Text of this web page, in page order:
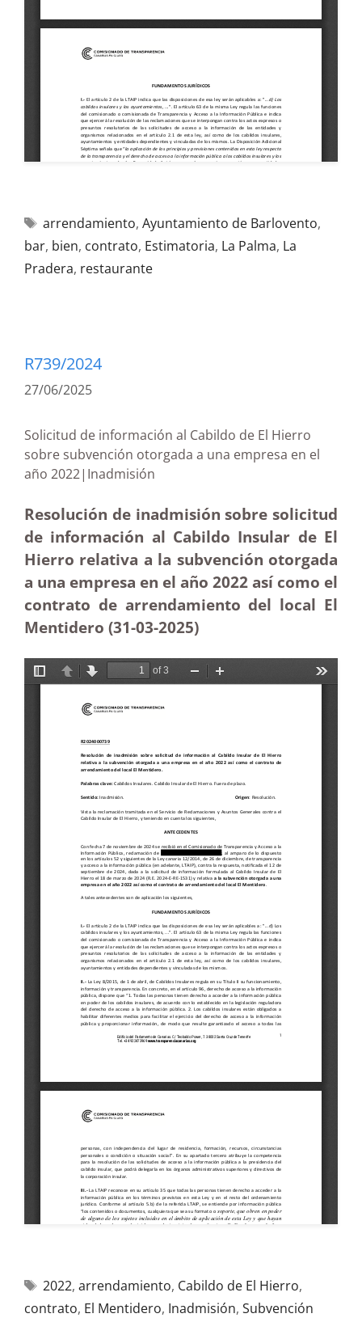
arrendamiento, Ayuntamiento de Barlovento,
bar, bien, contrato, Estimatoria, La Palma, La
Pradera, restaurante
R739/2024
27/06/2025
Solicitud de información al Cabildo de El Hierro
sobre subvención otorgada a una empresa en el
año 2022|Inadmisión
Resolución de inadmisión sobre solicitud
de información al Cabildo Insular de El
Hierro relativa a la subvención otorgada
a una empresa en el año 2022 así como el
contrato de arrendamiento del local El
Mentidero (31-03-2025)
2022, arrendamiento, Cabildo de El Hierro,
contrato, El Mentidero, Inadmisión, Subvención